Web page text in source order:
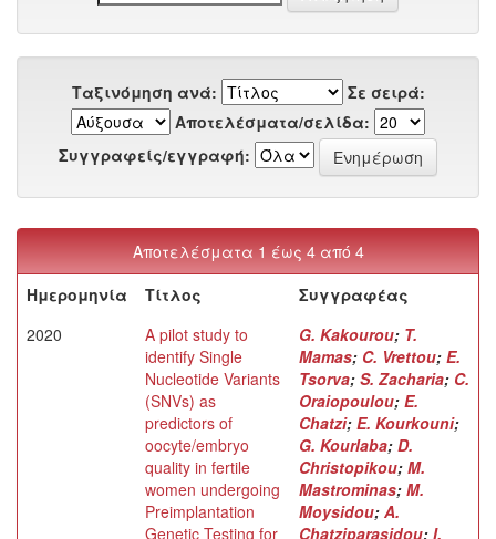
Ταξινόμηση ανά:
Σε σειρά:
Αποτελέσματα/σελίδα:
Συγγραφείς/εγγραφή:
Αποτελέσματα 1 έως 4 από 4
Ημερομηνία
Τίτλος
Συγγραφέας
2020
A pilot study to
identify Single
Nucleotide Variants
(SNVs) as
predictors of
oocyte/embryo
quality in fertile
women undergoing
Preimplantation
Genetic Testing for
G. Kakourou; T.
Mamas; C. Vrettou; E.
Tsorva; S. Zacharia; C.
Oraiopoulou; E.
Chatzi; E. Kourkouni;
G. Kourlaba; D.
Christopikou; M.
Mastrominas; M.
Moysidou; A.
Chatziparasidou; I.